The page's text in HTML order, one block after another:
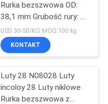
Rurka bezszwowa OD:
38,1 mm Grubość rury: 3
mm Długość 6M
USD 30-50/KG MOQ:100 kg
KONTAKT
Luty 28 N08028 Luty
incoloy 28 Luty niklowe
Rurka bezszwowa z